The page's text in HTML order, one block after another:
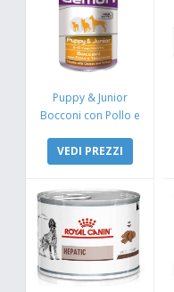
Puppy & Junior
Bocconi con Pollo e
VEDI PREZZI